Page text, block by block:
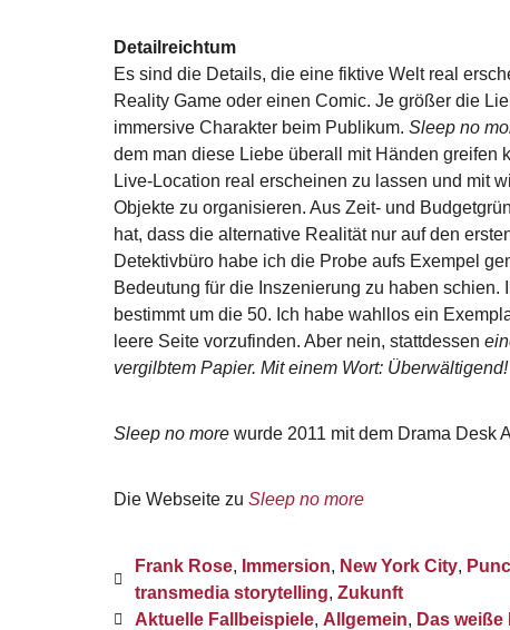
Detailreichtum
Es sind die Details, die eine fiktive Welt real
Reality Game oder einen Comic. Je größer die
immersive Charakter beim Publikum. Sleep no
dem man diese Liebe überall mit Händen greifen
Live-Location real erscheinen zu lassen und mit
Objekte zu organisieren. Aus Zeit- und
hat, dass die alternative Realität nur auf den
Detektivbüro habe ich die Probe aufs Exempel
Bedeutung für die Inszenierung zu haben
bestimmt um die 50. Ich habe wahllos ein
leere Seite vorzufinden. Aber nein, stattdessen
vergilbtem Papier. Mit einem Wort: Überwältigend!
Sleep no more wurde 2011 mit dem Drama Desk
Die Webseite zu Sleep no more
Frank Rose, Immersion, New York City,
transmedia storytelling, Zukunft
Aktuelle Fallbeispiele, Allgemein, Das